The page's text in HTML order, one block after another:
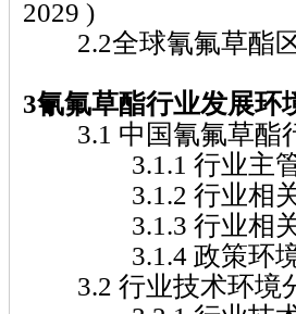
2029 )
2.2全球氰氟草酯
3氰氟草酯行业发展环
3.1 中国氰氟草酯
3.1.1 行业主管
3.1.2 行业相关
3.1.3 行业相关
3.1.4 政策环境对
3.2 行业技术环境